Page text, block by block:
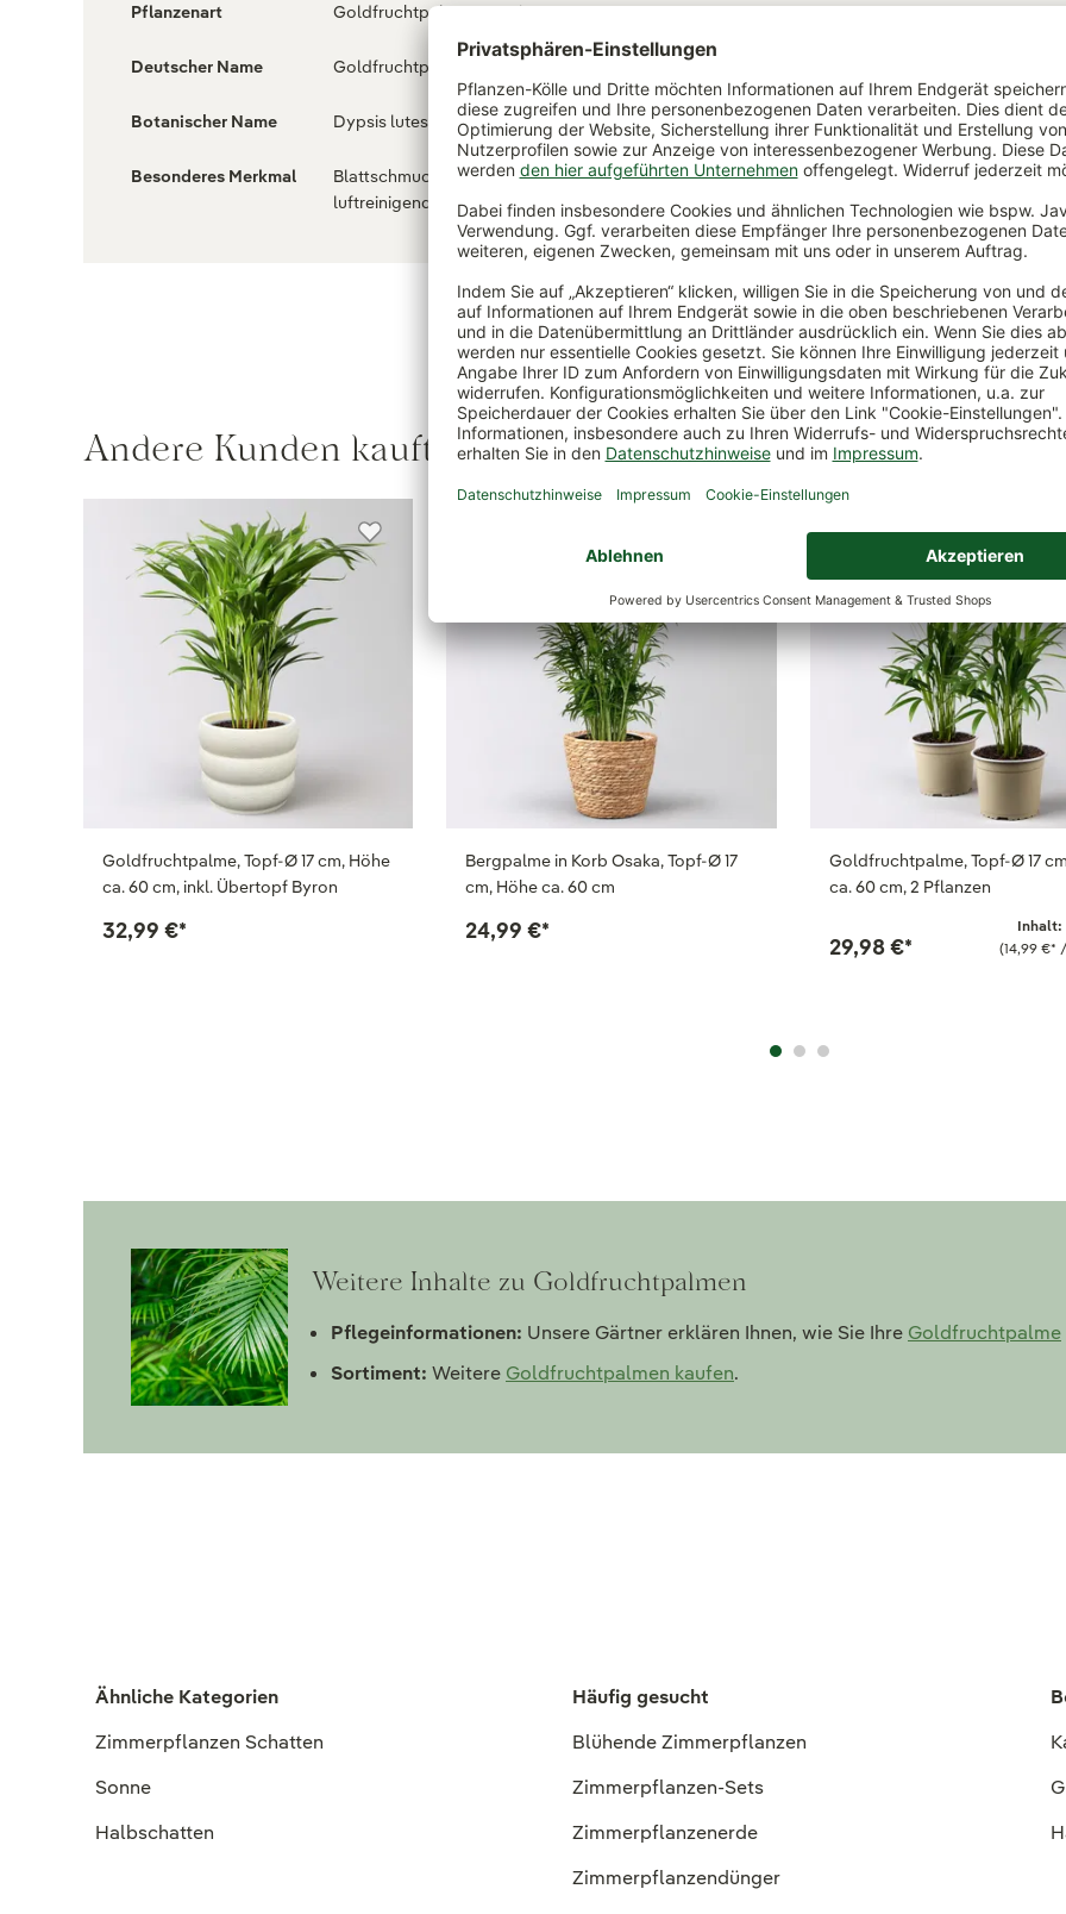
Pflanzenart Goldfruchtpalme (Dypsis)
Deutscher Name Goldfruchtpalme
Botanischer Name Dypsis lutescens
Besonderes Merkmal
Blattschmuckpflanze ,
luftreinigend , pflegeleicht
für Balkon und Garten
Wasserbedarf mäßig
Andere Kunden kauften auch
Goldfruchtpalme, Topf-Ø 17 cm, Höhe
ca. 60 cm, inkl. Übertopf Byron
32,99 €*
Bergpalme in Korb Osaka, Topf-Ø 17
cm, Höhe ca. 60 cm
24,99 €*
Goldfruchtpalme, Topf-Ø 17
ca. 60 cm, 2 Pflanzen
Inhalt:
(14,99 €*
29,98 €*
Weitere Inhalte zu Goldfruchtpalmen
Pflegeinformationen: Unsere Gärtner erklären Ihnen, wie Sie Ihre Goldfruchtpalme
Sortiment: Weitere Goldfruchtpalmen kaufen.
Ähnliche Kategorien
Zimmerpflanzen Schatten
Sonne
Halbschatten
Häufig gesucht
Blühende Zimmerpflanzen
Zimmerpflanzen-Sets
Zimmerpflanzenerde
Zimmerpflanzendünger